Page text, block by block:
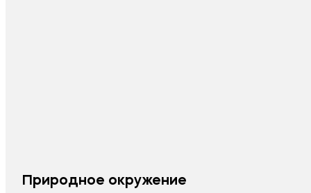
Природное окружение